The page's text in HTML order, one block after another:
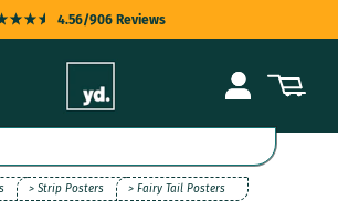
4.56/906 Reviews
KOPERSBESCHERMING
SNELLE LEVERING
KLANTENSERVICE
InloggenWinkelwagen
> Strip Posters > Fairy Tail Posters